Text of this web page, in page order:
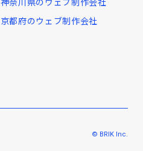
京都府のウェブ制作会社
© BRIK Inc.